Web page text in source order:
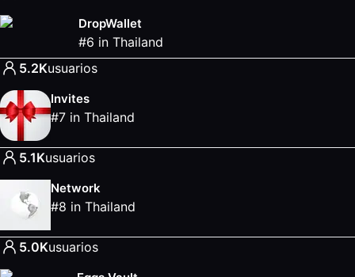
DropWallet
#6 in Thailand
5.2Kusuarios
Invites
#7 in Thailand
5.1Kusuarios
Network
#8 in Thailand
5.0Kusuarios